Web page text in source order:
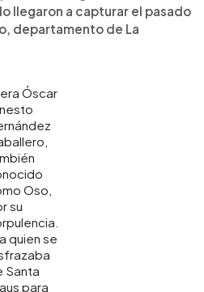
llegaron a capturar el pasado
departamento de La
Óscar
Oso,
su
quien se
Santa
para